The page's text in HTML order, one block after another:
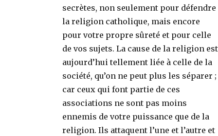
secrètes, non seulement pour défendre
la religion catholique, mais encore
pour votre propre sûreté et pour celle
de vos sujets. La cause de la religion est
aujourd’hui tellement liée à celle de la
société, qu’on ne peut plus les séparer ;
car ceux qui font partie de ces
associations ne sont pas moins
ennemis de votre puissance que de la
religion. Ils attaquent l’une et l’autre et